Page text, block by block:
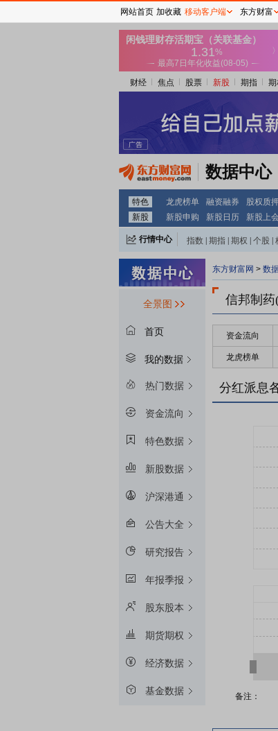
财经 焦点 股票 新股 期指 期
数据中心
特色 龙虎榜单 融资融券 股权质押
新股
新股申购 新股日历 新股上
行情中心 指数 期指 期权 个股
全景图
首页
我的数据
热门数据
资金流向
特色数据
新股数据
沪深港通
公告大全
研究报告
年报季报
股东股本
期货期权
经济数据
基金数据
东方财富网 > 数
信邦制药
资金流向
龙虎榜单
分红派息
备注：
网站首页 加收藏 移动客户端 东方财富